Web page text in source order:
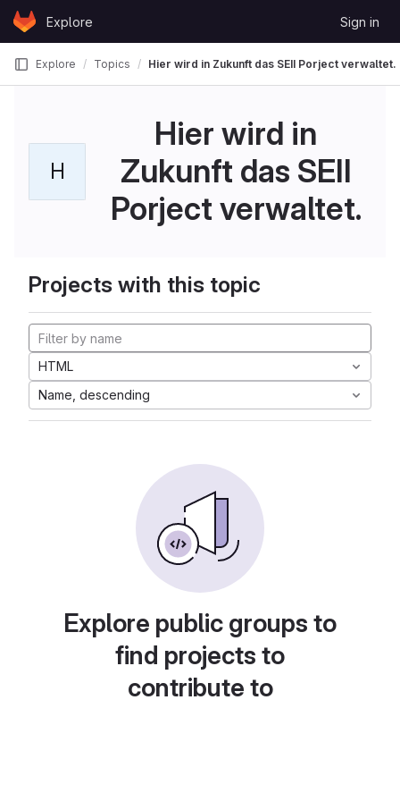
Skip to content
GitLabExplore Sign in
Explore Topics Hier wird in Zukunft das SEII Porject verwaltet.
H
Hier wird in
Zukunft das SEII
Porject verwaltet.
Projects with this topic
HTML
Name, descending
Explore public groups to
find projects to
contribute to